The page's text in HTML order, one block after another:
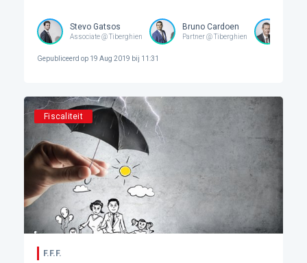
Stevo Gatsos
Associate @ Tiberghien
Bruno Cardoen
Partner @ Tiberghien
Gepubliceerd op19 Aug 2019 bij 11:31
Fiscaliteit
F.F.F.